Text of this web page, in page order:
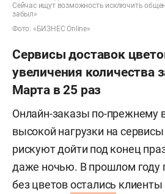
Сейчас ищут возможность исключить
забыл»
Фото: «БИЗНЕС Online»
Сервисы доставок
увеличения количества
Марта в 25 раз
Онлайн-заказы по-прежнему
высокой нагрузки на
рискуют дойти под конец
даже ночью. В прошлом году
без цветовостались клиенты